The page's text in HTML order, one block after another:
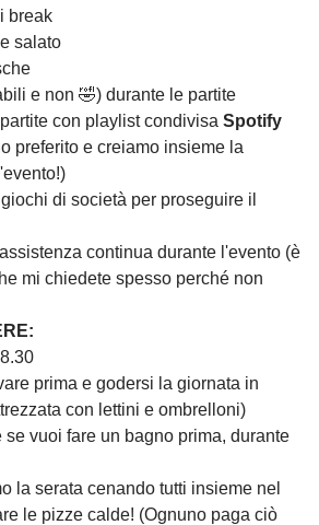
break
salato
e non 🤣) durante le partite
con playlist condivisa Spotify
preferito e creiamo insieme la
di società per proseguire il
continua durante l'evento (è
mi chiedete spesso perché non
prima e godersi la giornata in
con lettini e ombrelloni)
se vuoi fare un bagno prima, durante
la serata cenando tutti insieme nel
le pizze calde! (Ognuno paga ciò